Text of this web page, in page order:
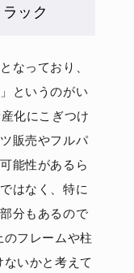
ック
なっており、
というのがい
化にこぎつけ
販売やフルパ
能性があるら
はなく、特に
分もあるので
フレームや柱
いかと考えて